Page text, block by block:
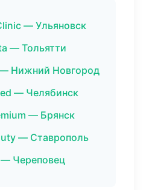
— Ульяновск
— Тольятти
Нижний Новгород
— Челябинск
— Брянск
— Ставрополь
— Череповец